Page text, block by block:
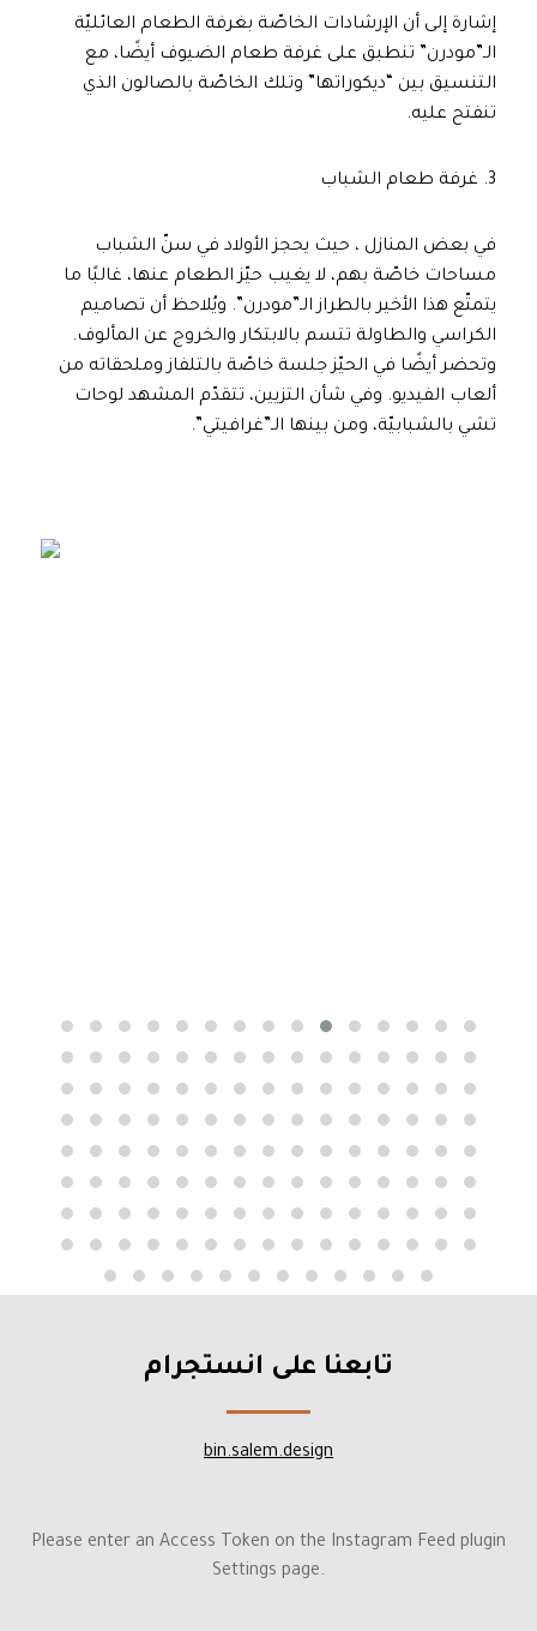
إشارة إلى أن الإرشادات الخاصّة بغرفة الطعام العائليّة
الـ”مودرن” تنطبق على غرفة طعام الضيوف أيضًا، مع
التنسيق بين “ديكوراتها” وتلك الخاصّة بالصالون الذي
تنفتح عليه.
3. غرفة طعام الشباب
في بعض المنازل ، حيث يحجز الأولاد في سنّ الشباب
مساحات خاصّة بهم، لا يغيب حيّز الطعام عنها، غالبًا ما
يتمتّع هذا الأخير بالطراز الـ”مودرن”. ويُلاحظ أن تصاميم
الكراسي والطاولة تتسم بالابتكار والخروج عن المألوف.
وتحضر أيضًا في الحيّز جلسة خاصّة بالتلفاز وملحقاته من
ألعاب الفيديو. وفي شأن التزيين، تتقدّم المشهد لوحات
تشي بالشبابيّة، ومن بينها الـ”غرافيتي”.
تابعنا على انستجرام
bin.salem.design
Please enter an Access Token on the Instagram Feed plugin
Settings page.